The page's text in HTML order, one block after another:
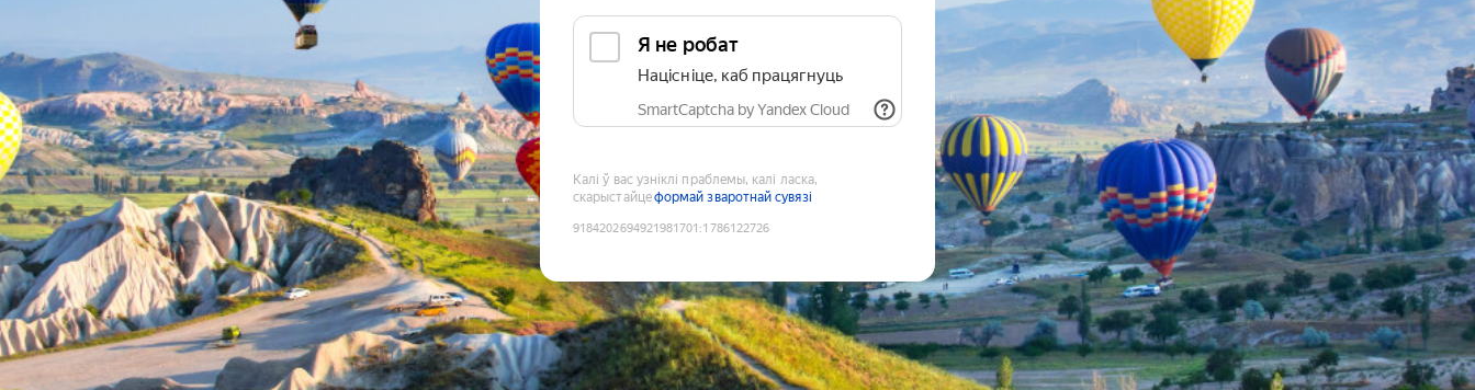
Я не робат
Націсніце, каб працягнуць
SmartCaptcha by Yandex Cloud
Калі ў вас узніклі праблемы, калі ласка,
скарыстайцеформай зваротнай сувязі
9184202694921981701 :1786122726